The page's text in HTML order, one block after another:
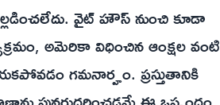
వైట్ హౌస్ నుంచి కూడా
అమెరికా విధించిన ఆంక్షల వంటి
గమనార్హం. ప్రస్తుతానికి